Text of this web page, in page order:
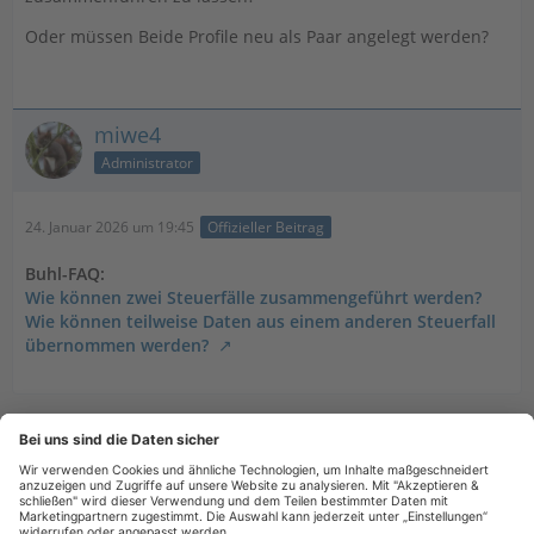
Oder müssen Beide Profile neu als Paar angelegt werden?
miwe4
Administrator
24. Januar 2026 um 19:45 Offizieller Beitrag
Buhl-FAQ:
Wie können zwei Steuerfälle zusammengeführt werden?
Wie können teilweise Daten aus einem anderen Steuerfall
übernommen werden?
Tags